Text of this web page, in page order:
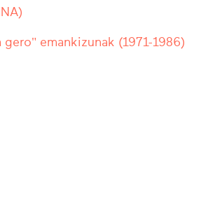
emankizunak (1971-1986)